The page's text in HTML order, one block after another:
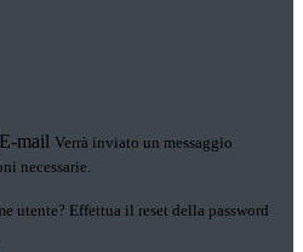
E-mail Verrà inviato un messaggio
necessarie.
utente? Effettua il reset della password